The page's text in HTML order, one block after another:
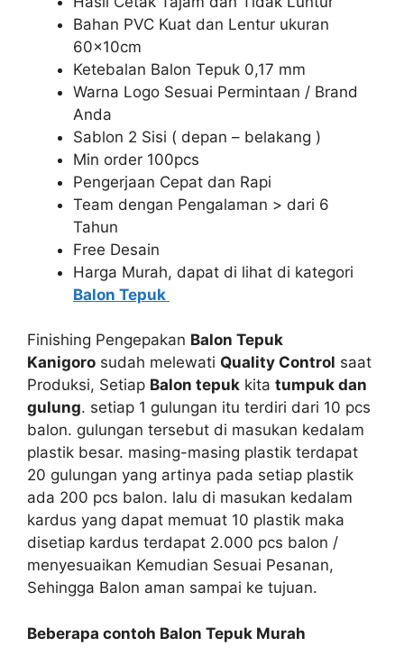
Bahan PVC Kuat dan Lentur ukuran
60x10cm
Ketebalan Balon Tepuk 0,17 mm
Warna Logo Sesuai Permintaan / Brand
Anda
Sablon 2 Sisi ( depan – belakang )
Min order 100pcs
Pengerjaan Cepat dan Rapi
Team dengan Pengalaman > dari 6
Tahun
Free Desain
Harga Murah, dapat di lihat di kategori
Balon Tepuk
Finishing Pengepakan Balon Tepuk
Kanigoro sudah melewati Quality Control saat
Produksi, Setiap Balon tepuk kita tumpuk dan
gulung. setiap 1 gulungan itu terdiri dari 10 pcs
balon. gulungan tersebut di masukan kedalam
plastik besar. masing-masing plastik terdapat
20 gulungan yang artinya pada setiap plastik
ada 200 pcs balon. lalu di masukan kedalam
kardus yang dapat memuat 10 plastik maka
disetiap kardus terdapat 2.000 pcs balon /
menyesuaikan Kemudian Sesuai Pesanan,
Sehingga Balon aman sampai ke tujuan.
Beberapa contoh Balon Tepuk Murah